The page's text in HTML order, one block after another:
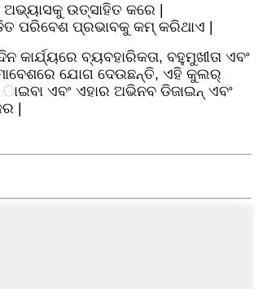
ଉତ୍ସାହିତ କରେ |
ପରିବେଶ ପ୍ରଭାବକୁ କମ୍ କରିଥାଏ |
ବ୍ୟବହାରିକତା, ବହୁମୁଖୀତା ଏବଂ
ଯୋଗ ଦେଉଛନ୍ତି, ଏହି କୁଲର୍
ଏବଂ ଏହାର ଅଭିନବ ଡିଜାଇନ୍ ଏବଂ
|